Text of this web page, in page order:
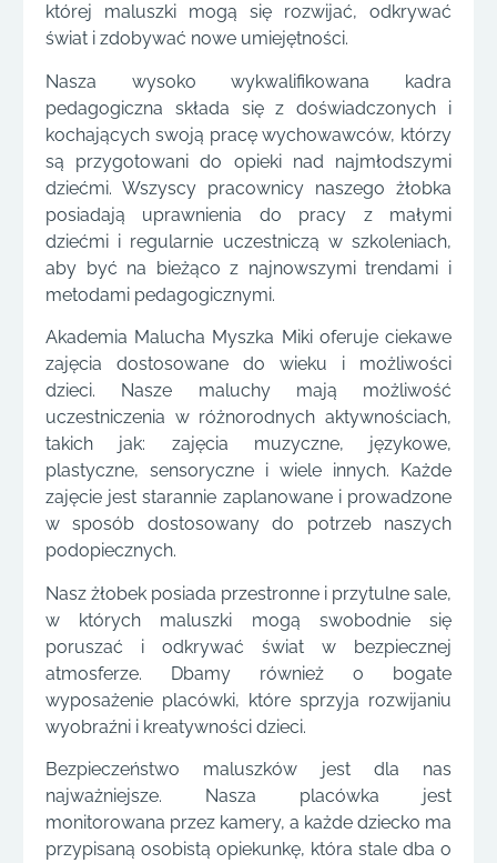
której maluszki mogą się rozwijać, odkrywać
świat i zdobywać nowe umiejętności.
Nasza wysoko wykwalifikowana kadra
pedagogiczna składa się z doświadczonych i
kochających swoją pracę wychowawców, którzy
są przygotowani do opieki nad najmłodszymi
dziećmi. Wszyscy pracownicy naszego żłobka
posiadają uprawnienia do pracy z małymi
dziećmi i regularnie uczestniczą w szkoleniach,
aby być na bieżąco z najnowszymi trendami i
metodami pedagogicznymi.
Akademia Malucha Myszka Miki oferuje ciekawe
zajęcia dostosowane do wieku i możliwości
dzieci. Nasze maluchy mają możliwość
uczestniczenia w różnorodnych aktywnościach,
takich jak: zajęcia muzyczne, językowe,
plastyczne, sensoryczne i wiele innych. Każde
zajęcie jest starannie zaplanowane i prowadzone
w sposób dostosowany do potrzeb naszych
podopiecznych.
Nasz żłobek posiada przestronne i przytulne sale,
w których maluszki mogą swobodnie się
poruszać i odkrywać świat w bezpiecznej
atmosferze. Dbamy również o bogate
wyposażenie placówki, które sprzyja rozwijaniu
wyobraźni i kreatywności dzieci.
Bezpieczeństwo maluszków jest dla nas
najważniejsze. Nasza placówka jest
monitorowana przez kamery, a każde dziecko ma
przypisaną osobistą opiekunkę, która stale dba o